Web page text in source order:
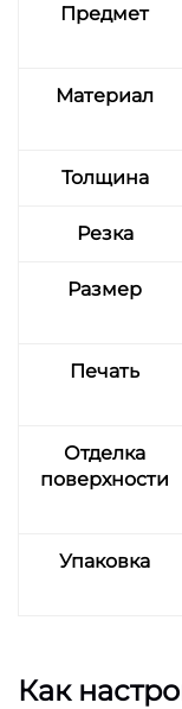
Предмет
Материал
Толщина
Резка
Размер
Печать
Отделка
поверхности
Упаковка
Как